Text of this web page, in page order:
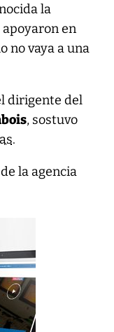
la
en
no vaya a una
dirigente del
, sostuvo
.
la agencia